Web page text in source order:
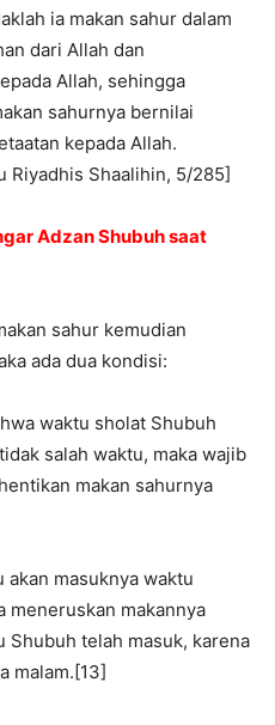
ia makan sahur dalam
dari Allah dan
Allah, sehingga
sahurnya bernilai
kepada Allah.
Riyadhis Shaalihin, 5/285]
Adzan Shubuh saat
sahur kemudian
ada dua kondisi:
waktu sholat Shubuh
salah waktu, maka wajib
makan sahurnya
akan masuknya waktu
meneruskan makannya
Shubuh telah masuk, karena
malam.[13]